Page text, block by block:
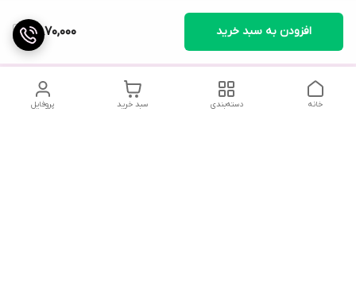
2,870,000 افزودن به سبد خرید
پروفایل سبد خرید دسته‌بندی خانه